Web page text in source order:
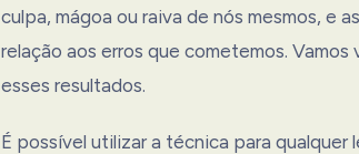
culpa, mágoa ou raiva de nós mesmos, e
relação aos erros que cometemos. Vamos
esses resultados.
É possível utilizar a técnica para